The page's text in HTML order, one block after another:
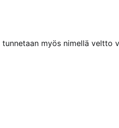
myös nimellä veltto